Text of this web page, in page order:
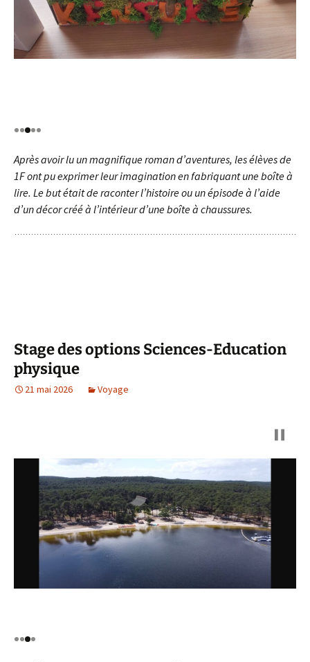
Après avoir lu un magnifique roman d’aventures, les élèves de
1F ont pu exprimer leur imagination en fabriquant une boîte à
lire. Le but était de raconter l’histoire ou un épisode à l’aide
d’un décor créé à l’intérieur d’une boîte à chaussures.
Stage des options Sciences-Education
physique
21 mai 2026 Voyage